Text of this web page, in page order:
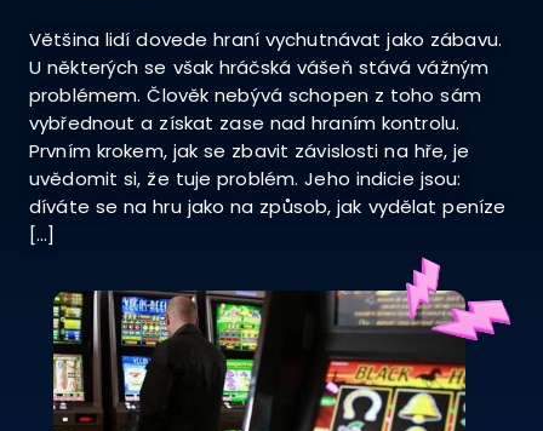
Většina lidí dovede hraní vychutnávat jako zábavu.
U některých se však hráčská vášeň stává vážným
problémem. Člověk nebývá schopen z toho sám
vybřednout a získat zase nad hraním kontrolu.
Prvním krokem, jak se zbavit závislosti na hře, je
uvědomit si, že tuje problém. Jeho indicie jsou:
díváte se na hru jako na způsob, jak vydělat peníze
[…]